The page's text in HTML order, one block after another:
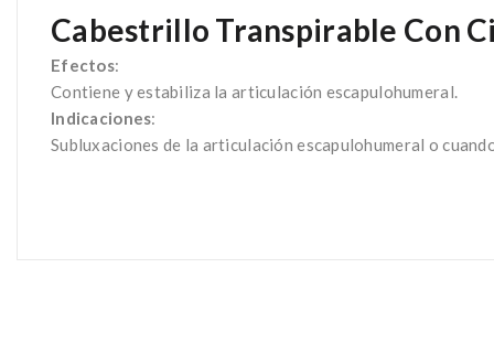
Cabestrillo Transpirable Con
Efectos:
Contiene y estabiliza la articulación escapulohumeral.
Indicaciones:
Subluxaciones de la articulación escapulohumeral o